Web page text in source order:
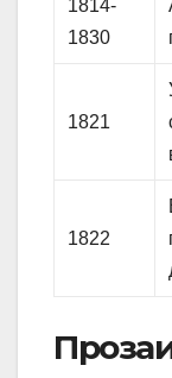
1814-
1830
1821
1822